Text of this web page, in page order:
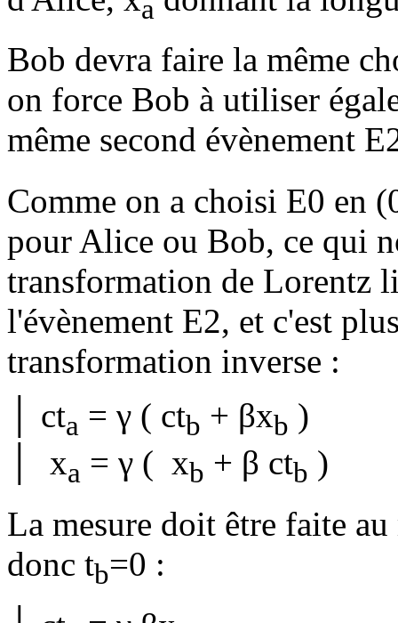
a
Bob devra faire la même
on force Bob à utiliser
même second évènement
Comme on a choisi E0 en
pour Alice ou Bob, ce qui
transformation de Lorentz
l'évènement E2, et c'est
transformation inverse :
│ cta = γ ( ctb + βxb )
│ xa = γ ( xb + β ctb )
La mesure doit être faite
donc tb=0 :